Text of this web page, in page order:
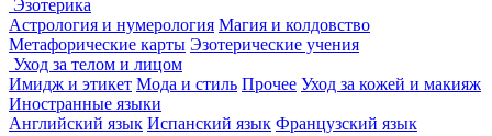
Эзотерика
Астрология и нумерология Магия и колдовство
Метафорические карты Эзотерические учения
Уход за телом и лицом
Имидж и этикет Мода и стиль Прочее Уход за кожей и макияж
Иностранные языки
Английский язык Испанский язык Французский язык